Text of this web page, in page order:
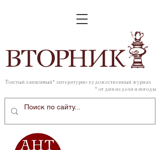
ВТОРНИК
Толстый зависимый* литературно-художественный журнал
* от дня недели и погоды